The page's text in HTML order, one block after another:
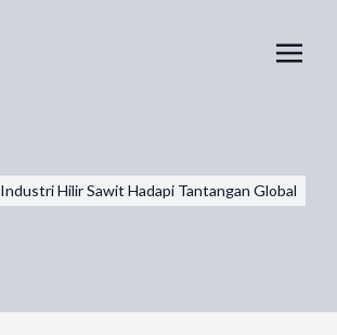
Industri Hilir Sawit Hadapi Tantangan Global